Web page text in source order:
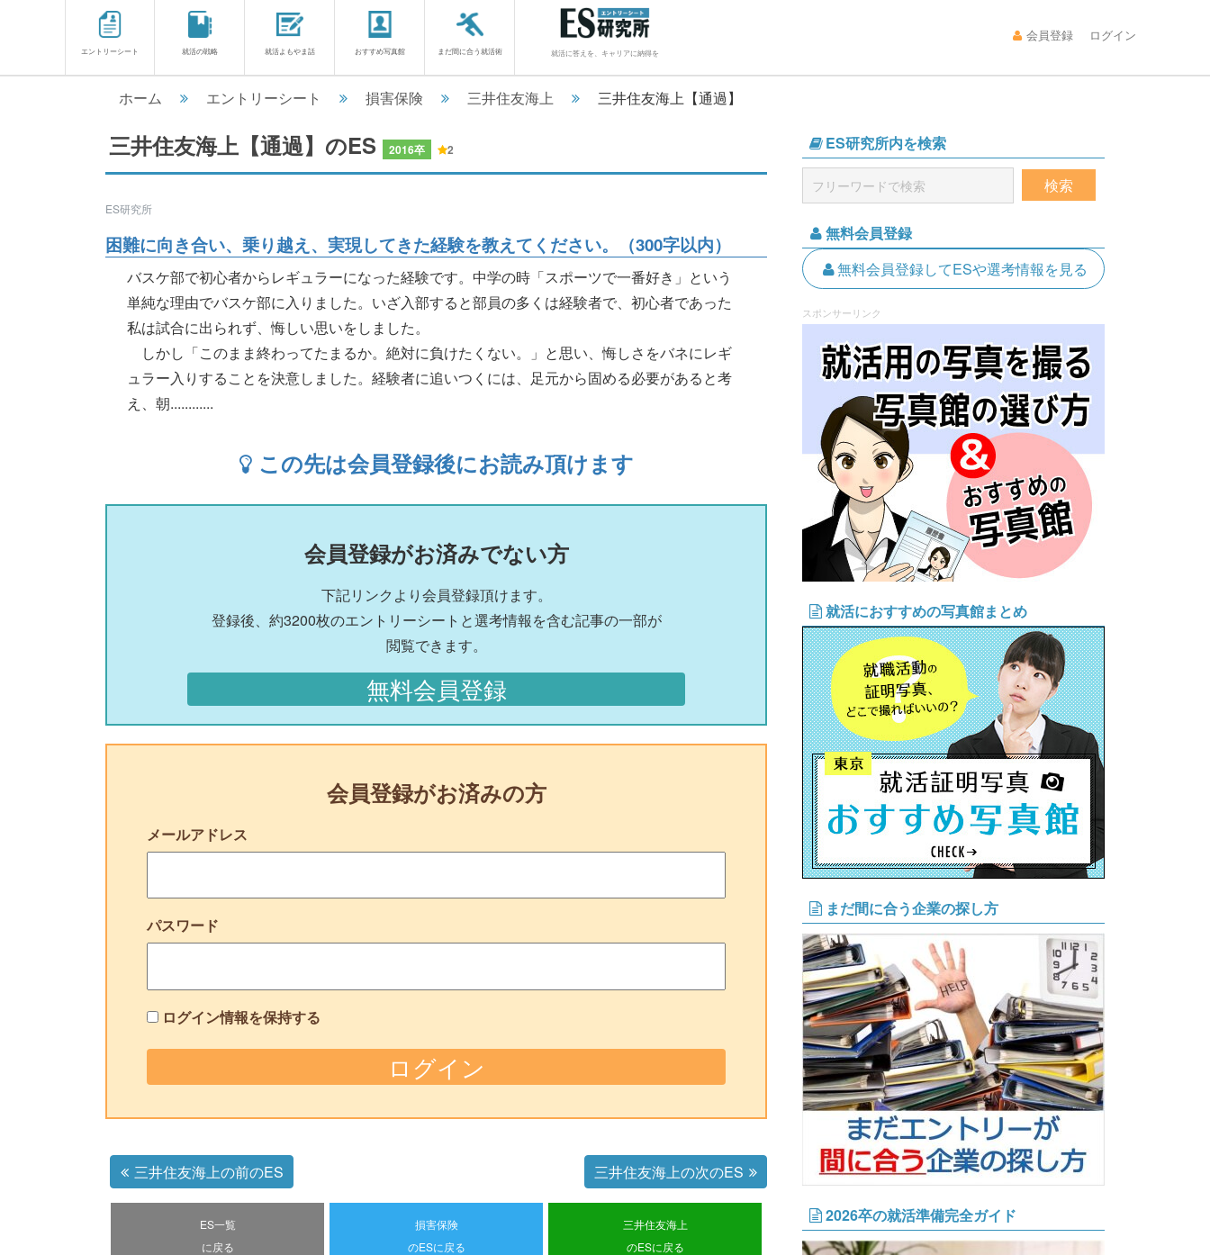
エントリーシート 就活の戦略 就活よもやま話 おすすめ写真館 まだ間に合う就活術 就活に答えを、キャリアに納得を
会員登録 ログイン
ホーム エントリーシート 損害保険 三井住友海上 三井住友海上【通過】
三井住友海上【通過】のES 2016卒 2
ES研究所
困難に向き合い、乗り越え、実現してきた経験を教えてください。（300字以内）
バスケ部で初心者からレギュラーになった経験です。中学の時「スポーツで一番好き」という
単純な理由でバスケ部に入りました。いざ入部すると部員の多くは経験者で、初心者であった
私は試合に出られず、悔しい思いをしました。
しかし「このまま終わってたまるか。絶対に負けたくない。」と思い、悔しさをバネにレギ
ュラー入りすることを決意しました。経験者に追いつくには、足元から固める必要があると考
え、朝............
この先は会員登録後にお読み頂けます
会員登録がお済みでない方
下記リンクより会員登録頂けます。
登録後、約3200枚のエントリーシートと選考情報を含む記事の一部が
閲覧できます。
無料会員登録
会員登録がお済みの方
メールアドレス
パスワード
ログイン情報を保持する
三井住友海上の前のES 三井住友海上の次のES
ES一覧
に戻る
損害保険
のESに戻る
三井住友海上
のESに戻る
ES研究所内を検索
無料会員登録
無料会員登録してESや選考情報を見る
スポンサーリンク
就活におすすめの写真館まとめ
まだ間に合う企業の探し方
2026卒の就活準備完全ガイド